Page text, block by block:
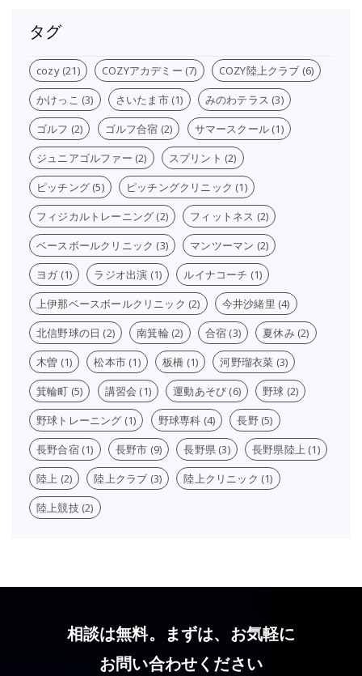
タグ
cozy(21) COZYアカデミー (7) COZY陸上クラブ (6)
かけっこ (3) さいたま市(1) みのわテラス (3)
ゴルフ (2) ゴルフ合宿 (2) サマースクール (1)
ジュニアゴルファー (2) スプリント (2)
ピッチング (5) ピッチングクリニック (1)
フィジカルトレーニング (2) フィットネス (2)
ベースボールクリニック (3) マンツーマン (2)
ヨガ (1) ラジオ出演 (1) ルイナコーチ (1)
上伊那ベースボールクリニック (2) 今井沙緒里 (4)
北信野球の日 (2) 南箕輪(2) 合宿 (3) 夏休み(2)
木曽 (1) 松本市 (1) 板橋 (1) 河野瑠衣菜 (3)
箕輪町 (5) 講習会 (1) 運動あそび (6) 野球 (2)
野球トレーニング (1) 野球専科 (4) 長野(5)
長野合宿(1) 長野市 (9) 長野県 (3) 長野県陸上 (1)
陸上 (2) 陸上クラブ (3) 陸上クリニック (1)
陸上競技(2)
相談は無料。まずは、お気軽に
お問い合わせください